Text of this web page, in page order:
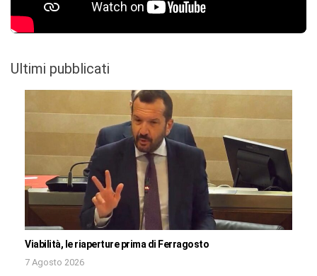
Ultimi pubblicati
Viabilità, le riaperture prima di Ferragosto
7 Agosto 2026